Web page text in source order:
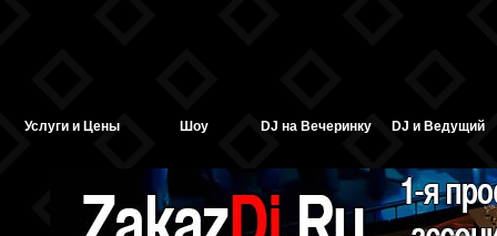
Услуги и Цены Шоу DJ на Вечеринку DJ и Ведущий